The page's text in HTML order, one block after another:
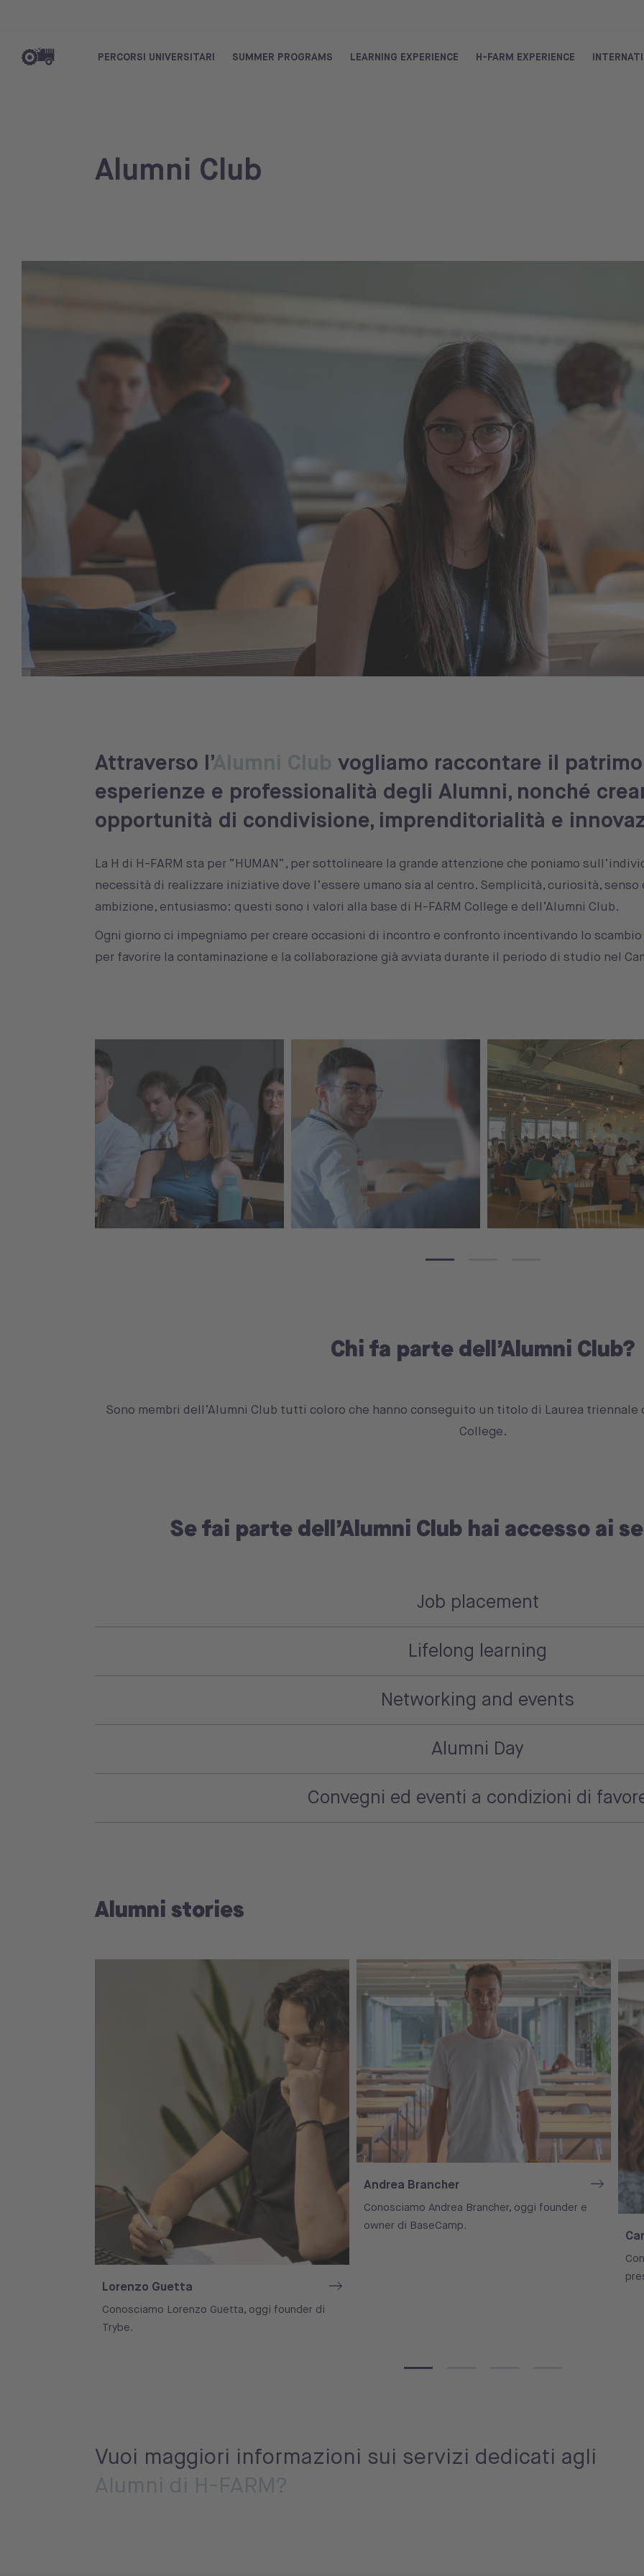
PERCORSI UNIVERSITARI SUMMER PROGRAMS LEARNING EXPERIENCE H-FARM EXPERIENCE
Alumni Club
Attraverso l’Alumni Club vogliamo raccontare il
esperienze e professionalità degli Alumni, nonché
opportunità di condivisione, imprenditorialità e
La H di H-FARM sta per “HUMAN”, per sottolineare la grande attenzione che poniamo
necessità di realizzare iniziative dove l’essere umano sia al centro. Semplicità, curiosità, senso
ambizione, entusiasmo: questi sono i valori alla base di H-FARM College e dell’Alumni Club.
Ogni giorno ci impegniamo per creare occasioni di incontro e confronto incentivando lo
per favorire la contaminazione e la collaborazione già avviata durante il periodo di studio nel
Chi fa parte dell’Alumni Club?
Sono membri dell’Alumni Club tutti coloro che hanno conseguito un titolo di Laurea
College.
Se fai parte dell’Alumni Club hai accesso ai
Job placement
Lifelong learning
Networking and events
Alumni Day
Convegni ed eventi a condizioni di
Alumni stories
Lorenzo Guetta
Conosciamo Lorenzo Guetta, oggi founder di
Trybe.
Andrea Brancher
Conosciamo Andrea Brancher, oggi founder e
owner di BaseCamp.
Vuoi maggiori informazioni sui servizi dedicati agli
Alumni di H-FARM?